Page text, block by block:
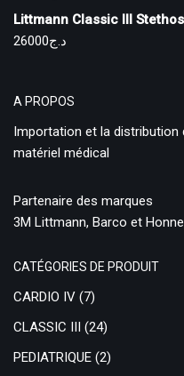
Littmann Classic III
د.ج26000
A PROPOS
Importation et la
matériel médical
Partenaire des marques
3M Littmann, Barco et
CATÉGORIES DE PRODUIT
CARDIO IV (7)
CLASSIC III (24)
PEDIATRIQUE (2)